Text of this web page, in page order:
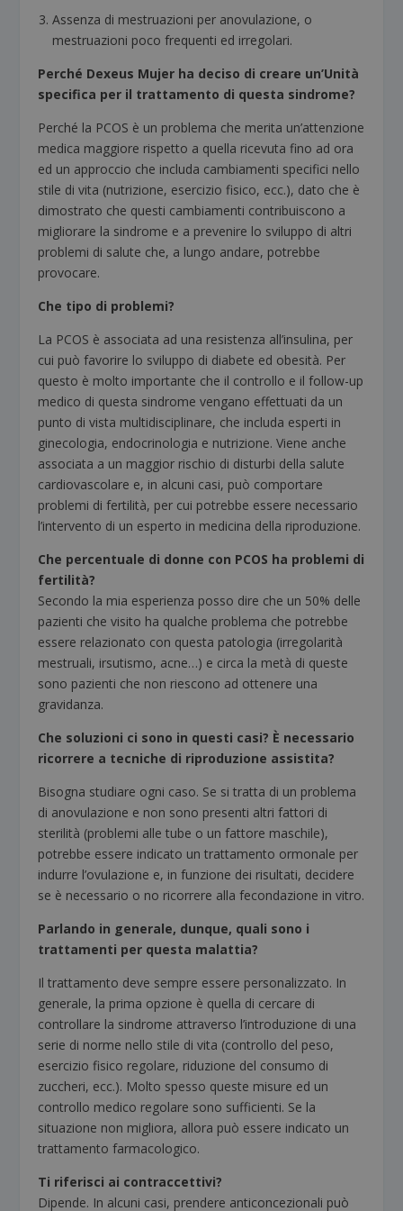
Assenza di mestruazioni per anovulazione, o
mestruazioni poco frequenti ed irregolari.
Perché Dexeus Mujer ha deciso di creare un’Unità
specifica per il trattamento di questa sindrome?
Perché la PCOS è un problema che merita un’attenzione
medica maggiore rispetto a quella ricevuta fino ad ora
ed un approccio che includa cambiamenti specifici nello
stile di vita (nutrizione, esercizio fisico, ecc.), dato che è
dimostrato che questi cambiamenti contribuiscono a
migliorare la sindrome e a prevenire lo sviluppo di altri
problemi di salute che, a lungo andare, potrebbe
provocare.
Che tipo di problemi?
La PCOS è associata ad una resistenza all’insulina, per
cui può favorire lo sviluppo di diabete ed obesità. Per
questo è molto importante che il controllo e il follow-up
medico di questa sindrome vengano effettuati da un
punto di vista multidisciplinare, che includa esperti in
ginecologia, endocrinologia e nutrizione. Viene anche
associata a un maggior rischio di disturbi della salute
cardiovascolare e, in alcuni casi, può comportare
problemi di fertilità, per cui potrebbe essere necessario
l’intervento di un esperto in medicina della riproduzione.
Che percentuale di donne con PCOS ha problemi di
fertilità?
Secondo la mia esperienza posso dire che un 50% delle
pazienti che visito ha qualche problema che potrebbe
essere relazionato con questa patologia (irregolarità
mestruali, irsutismo, acne…) e circa la metà di queste
sono pazienti che non riescono ad ottenere una
gravidanza.
Che soluzioni ci sono in questi casi? È necessario
ricorrere a tecniche di riproduzione assistita?
Bisogna studiare ogni caso. Se si tratta di un problema
di anovulazione e non sono presenti altri fattori di
sterilità (problemi alle tube o un fattore maschile),
potrebbe essere indicato un trattamento ormonale per
indurre l’ovulazione e, in funzione dei risultati, decidere
se è necessario o no ricorrere alla fecondazione in vitro.
Parlando in generale, dunque, quali sono i
trattamenti per questa malattia?
Il trattamento deve sempre essere personalizzato. In
generale, la prima opzione è quella di cercare di
controllare la sindrome attraverso l’introduzione di una
serie di norme nello stile di vita (controllo del peso,
esercizio fisico regolare, riduzione del consumo di
zuccheri, ecc.). Molto spesso queste misure ed un
controllo medico regolare sono sufficienti. Se la
situazione non migliora, allora può essere indicato un
trattamento farmacologico.
Ti riferisci ai contraccettivi?
Dipende. In alcuni casi, prendere anticoncezionali può